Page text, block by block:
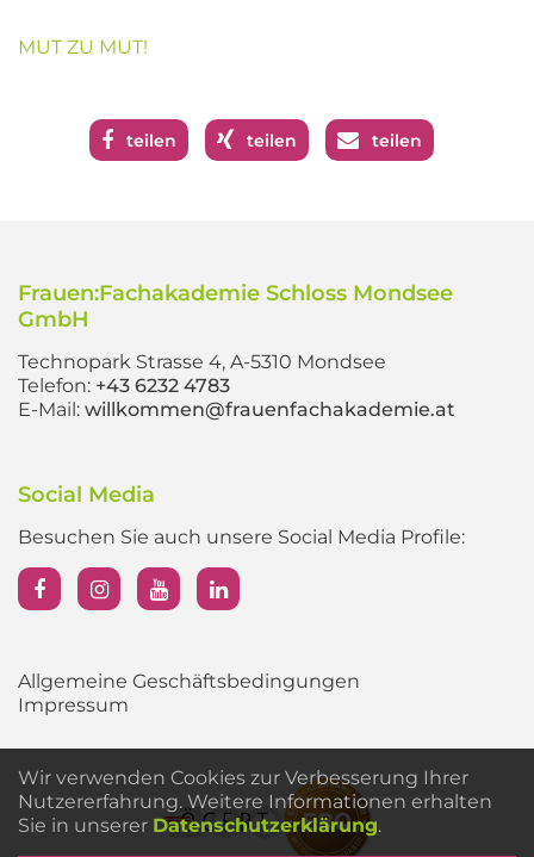
MUT ZU MUT!
teilen teilen teilen
Frauen:Fachakademie Schloss Mondsee
GmbH
Technopark Strasse 4, A-5310 Mondsee
Telefon: +43 6232 4783
E-Mail: willkommen@frauenfachakademie.at
Social Media
Besuchen Sie auch unsere Social Media Profile:
Allgemeine Geschäftsbedingungen
Impressum
Wir verwenden Cookies zur Verbesserung Ihrer
Nutzererfahrung. Weitere Informationen erhalten
Sie in unserer Datenschutzerklärung.